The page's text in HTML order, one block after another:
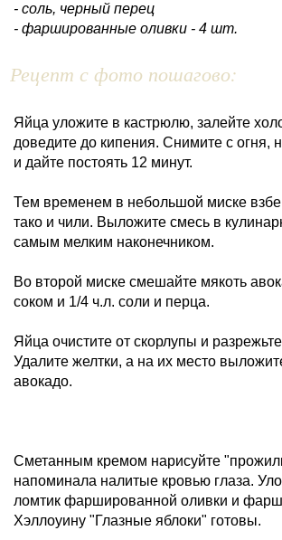
- соль, черный перец
- фаршированные оливки - 4 шт.
Рецепт с фото пошагово:
Яйца уложите в кастрюлю, залейте
доведите до кипения. Снимите с огня,
и дайте постоять 12 минут.
Тем временем в небольшой миске
тако и чили. Выложите смесь в
самым мелким наконечником.
Во второй миске смешайте мякоть
соком и 1/4 ч.л. соли и перца.
Яйца очистите от скорлупы и
Удалите желтки, а на их место
авокадо.
Сметанным кремом нарисуйте
напоминала налитые кровью глаза.
ломтик фаршированной оливки и
Хэллоуину "Глазные яблоки" готовы.